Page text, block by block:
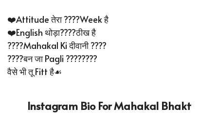
❤️Attitude तेरा ????Week है
❤️English थोड़ा????ठीख है
????Mahakal Ki दीवानी ????
????बन जा Pagli ????‍????
वैसे भी तू Fitt है☙
Instagram Bio For Mahakal Bhakt